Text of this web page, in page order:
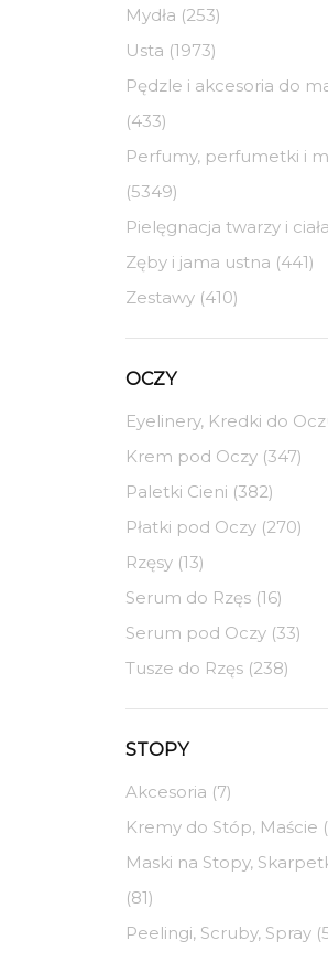
Mydła (253)
Usta (1973)
Pędzle i akcesoria do
(433)
Perfumy, perfumetki i
(5349)
Pielęgnacja twarzy i
Zęby i jama ustna (441)
Zestawy (410)
OCZY
Eyelinery, Kredki do
Krem pod Oczy (347)
Paletki Cieni (382)
Płatki pod Oczy (270)
Rzęsy (13)
Serum do Rzęs (16)
Serum pod Oczy (33)
Tusze do Rzęs (238)
STOPY
Akcesoria (7)
Kremy do Stóp, Maście
Maski na Stopy,
(81)
Peelingi, Scruby, Spray